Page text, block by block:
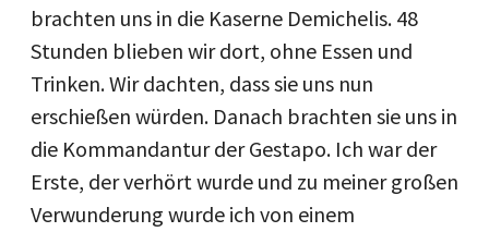
brachten uns in die Kaserne Demichelis. 48
Stunden blieben wir dort, ohne Essen und
Trinken. Wir dachten, dass sie uns nun
erschießen würden. Danach brachten sie uns in
die Kommandantur der Gestapo. Ich war der
Erste, der verhört wurde und zu meiner großen
Verwunderung wurde ich von einem